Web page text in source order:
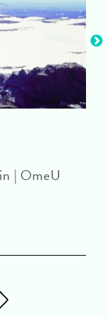
| OmeU